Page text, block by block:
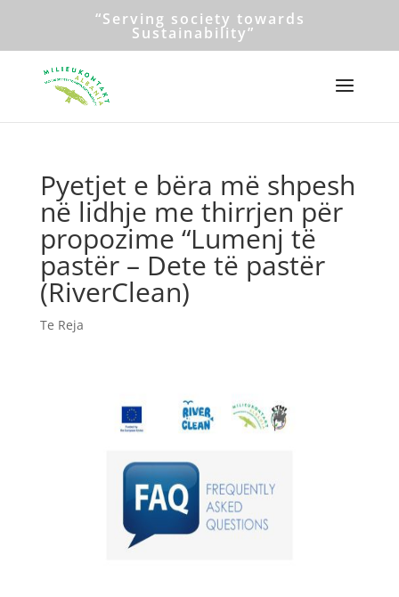
“Serving society towards
Sustainability”
Pyetjet e bëra më shpesh
në lidhje me thirrjen për
propozime “Lumenj të
pastër – Dete të pastër
(RiverClean)
Te Reja